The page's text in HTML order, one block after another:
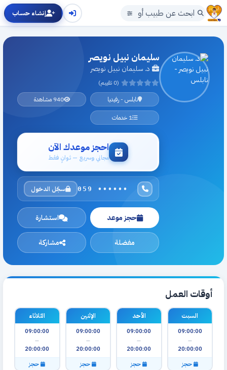
إنشاء حساب
سليمان نبيل نويصر
د. سليمان نبيل نويصر
(0 تقييم)
نابلس - رفيديا
940 مشاهدة
1 خدمات
احجز موعدك الآن
مجاني وسريع — ثوانٍ فقط
059 •••••• سجّل الدخول
حجز موعد استشارة
مفضلة مشاركة
أوقات العمل
السبت
09:00:00
—
20:00:00
حجز
الأحد
09:00:00
—
20:00:00
حجز
الإثنين
09:00:00
—
20:00:00
حجز
الثلاثاء
09:00:00
—
20:00:00
حجز